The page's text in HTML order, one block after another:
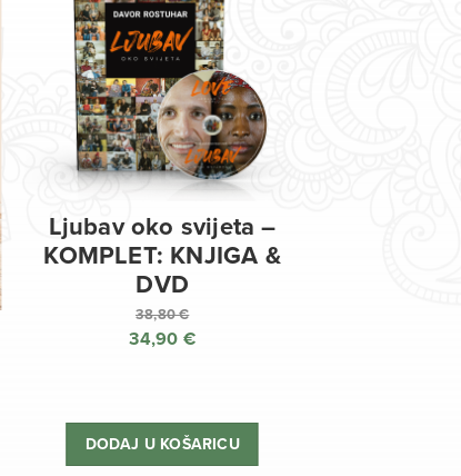
Ljubav oko svijeta –
KOMPLET: KNJIGA &
DVD
38,80€
Izvorna
je:
38,80 €.
34,90 €
je:
34,90 €.
DODAJ U KOŠARICU